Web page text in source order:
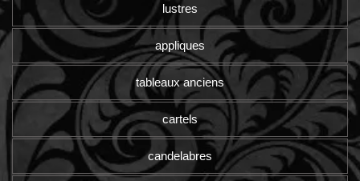
lustres
appliques
tableaux anciens
cartels
candelabres